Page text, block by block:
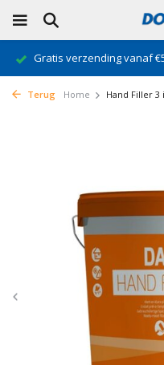
Gratis verzending vanaf
Terug Home Hand Filler 3